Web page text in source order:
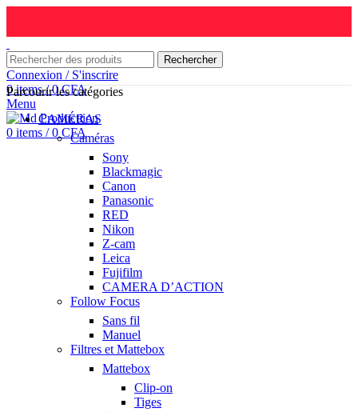
Rechercher
Connexion / S'inscrire
0items / 0CFA
Menu
0 items / 0 CFA
Parcourir les catégories
CAMÉRAS
Caméras
Sony
Blackmagic
Canon
Panasonic
RED
Nikon
Z-cam
Leica
Fujifilm
CAMERA D’ACTION
Follow Focus
Sans fil
Manuel
Filtres et Mattebox
Mattebox
Clip-on
Tiges